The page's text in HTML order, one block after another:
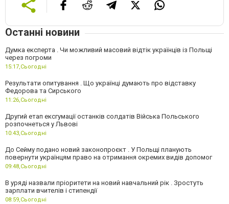
Останні новини
Думка експерта . Чи можливий масовий відтік українців із Польщі
через погроми
15:17,Сьогодні
Результати опитування . Що українці думають про відставку
Федорова та Сирського
11:26,Сьогодні
Другий етап ексгумації останків солдатів Війська Польського
розпочнеться у Львові
10:43,Сьогодні
До Сейму подано новий законопроєкт . У Польщі планують
повернути українцям право на отримання окремих видів допомог
09:48,Сьогодні
В уряді назвали пріоритети на новий навчальний рік . Зростуть
зарплати вчителів і стипендії
08:59,Сьогодні